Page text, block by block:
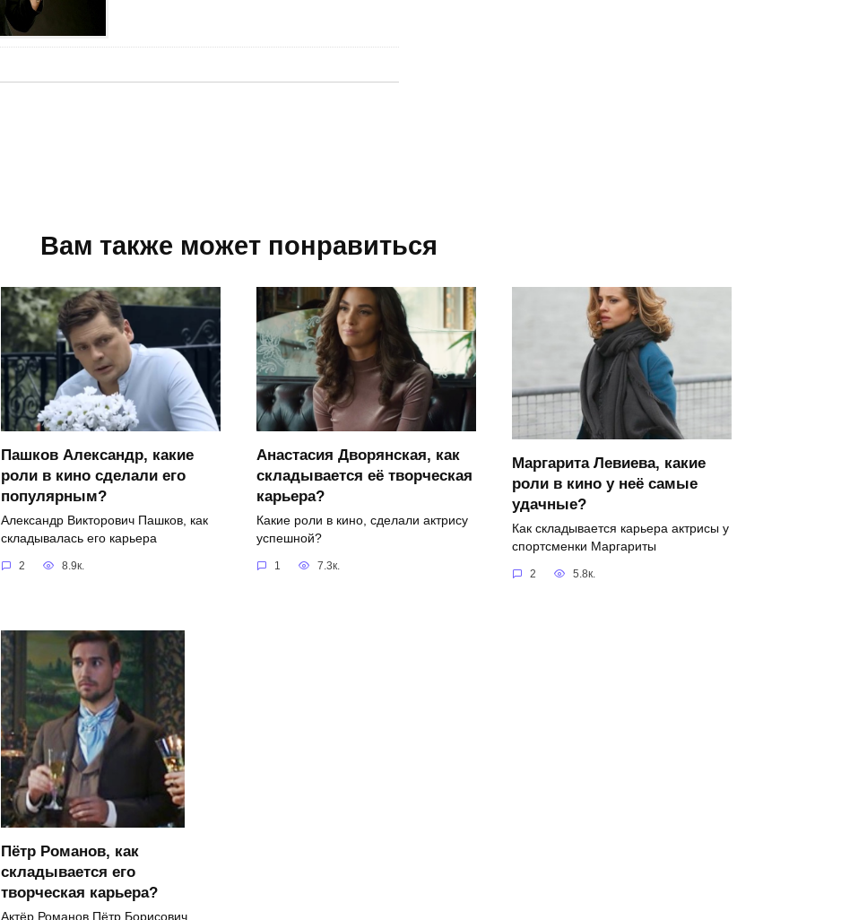
Вам также может понравиться
Пашков Александр, какие
роли в кино сделали его
популярным?
Александр Викторович Пашков, как
складывалась его карьера
2 8.9к.
Анастасия Дворянская, как
складывается её творческая
карьера?
Какие роли в кино, сделали актрису
успешной?
1 7.3к.
Маргарита Левиева, какие
роли в кино у неё самые
удачные?
Как складывается карьера актрисы у
спортсменки Маргариты
2 5.8к.
Пётр Романов, как
складывается его
творческая карьера?
Актёр Романов Пётр Борисович,